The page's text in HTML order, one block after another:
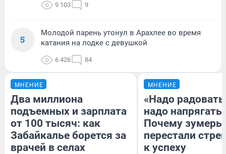
9 103 9
5
Молодой парень утонул в Арахлее во время
катания на лодке с девушкой
6 426 84
МНЕНИЕ
Два миллиона
подъемных и зарплата
от 100 тысяч: как
Забайкалье борется за
врачей в селах
МНЕНИЕ
«Надо
надо
Почему зумеры
перестали
к успеху